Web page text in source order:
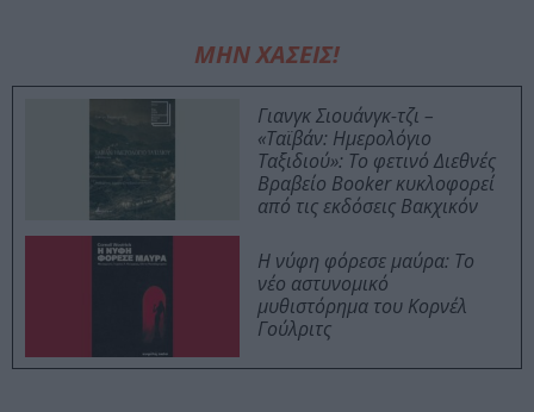
ΜΗΝ ΧΑΣΕΙΣ!
Γιανγκ Σιουάνγκ-τζι –
«Ταϊβάν: Ημερολόγιο
Ταξιδιού»: Το φετινό Διεθνές
Βραβείο Booker κυκλοφορεί
από τις εκδόσεις Βακχικόν
Η νύφη φόρεσε μαύρα: Το
νέο αστυνομικό
μυθιστόρημα του Κορνέλ
Γούλριτς